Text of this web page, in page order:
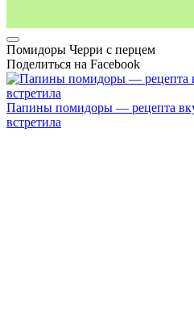
Помидоры Черри с перцем
Поделиться на Facebook
Папины помидоры — рецепта
встретила